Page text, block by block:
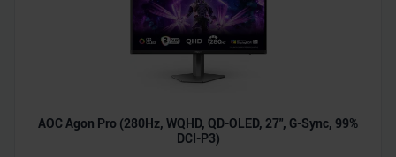
AOC Agon Pro (280Hz, WQHD, QD-OLED, 27", G-Sync, 99%
DCI-P3)